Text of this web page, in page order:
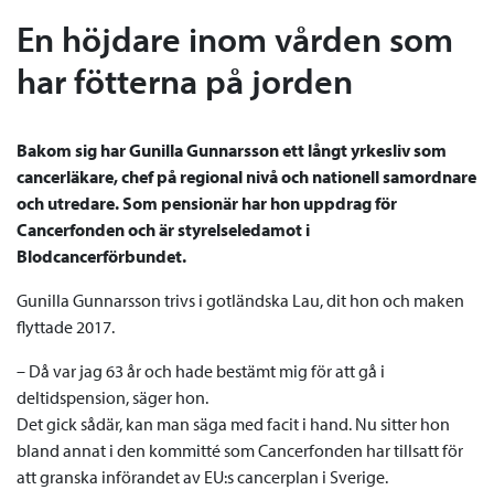
En höjdare inom vården som
har fötterna på jorden
Bakom sig har Gunilla Gunnarsson ett långt yrkesliv som
cancerläkare, chef på regional nivå och nationell samordnare
och utredare. Som pensionär har hon uppdrag för
Cancerfonden och är styrelseledamot i
Blodcancerförbundet.
Gunilla Gunnarsson trivs i gotländska Lau, dit hon och maken
flyttade 2017.
– Då var jag 63 år och hade bestämt mig för att gå i
deltidspension, säger hon.
Det gick sådär, kan man säga med facit i hand. Nu sitter hon
bland annat i den kommitté som Cancerfonden har tillsatt för
att granska införandet av EU:s cancerplan i Sverige.